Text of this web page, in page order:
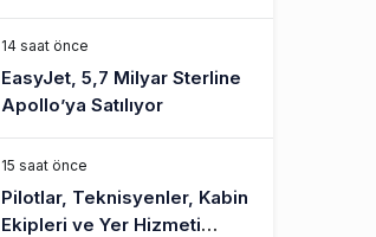
Oldu
14 saat önce
EasyJet, 5,7 Milyar Sterline
Apollo’ya Satılıyor
15 saat önce
Pilotlar, Teknisyenler, Kabin
Ekipleri ve Yer Hizmeti